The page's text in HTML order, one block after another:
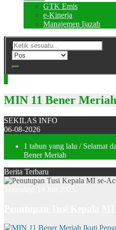
GTK Emis
e-Kinerja
Manajemen Ijazah
MIN 11 Bener Meriah
SEKILAS INFO
06-08-2026
1 tahun yang lalu / Selamat
Bener Meriah
Berita Terbaru